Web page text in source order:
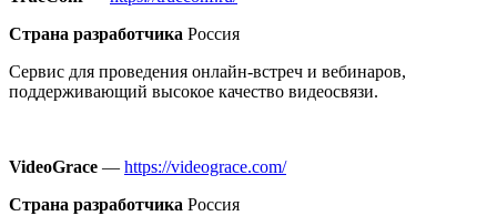
Страна разработчика Россия
Сервис для проведения онлайн-встреч и вебинаров,
поддерживающий высокое качество видеосвязи.
VideoGrace — https://videograce.com/
Страна разработчика Россия